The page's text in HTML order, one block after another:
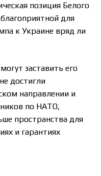
позиция Белого
для
к Украине вряд ли
заставить его
достигли
направлении и
по НАТО,
пространства для
и гарантиях